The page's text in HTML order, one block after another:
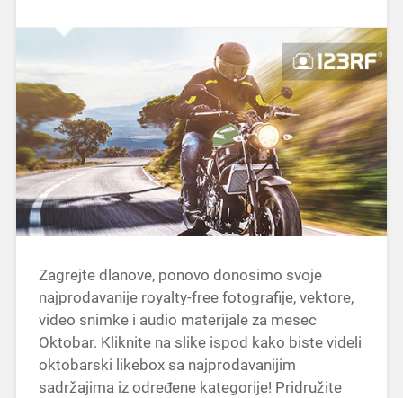
Zagrejte dlanove, ponovo donosimo svoje
najprodavanije royalty-free fotografije, vektore,
video snimke i audio materijale za mesec
Oktobar. Kliknite na slike ispod kako biste videli
oktobarski likebox sa najprodavanijim
sadržajima iz određene kategorije! Pridružite